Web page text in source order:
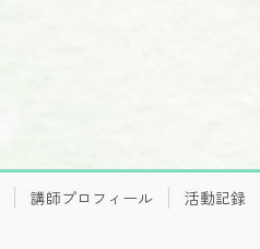
講師プロフィール 活動記録